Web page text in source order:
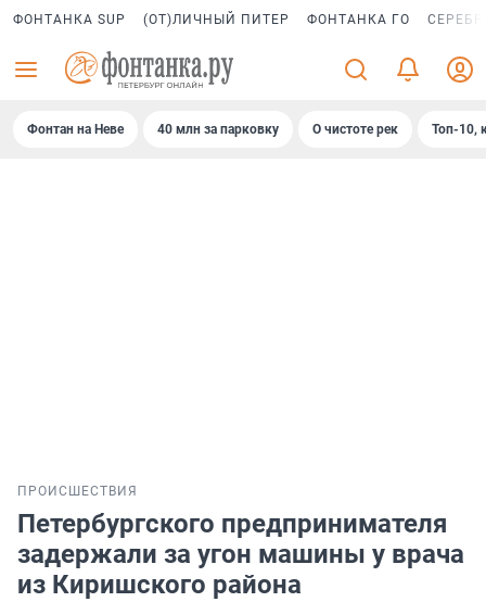
ФОНТАНКА SUP (ОТ)ЛИЧНЫЙ ПИТЕР ФОНТАНКА ГО
Фонтан на Неве 40 млн за парковку О чистоте рек Топ-10,
ПРОИСШЕСТВИЯ
Петербургского предпринимателя
задержали за угон машины у врача
из Киришского района